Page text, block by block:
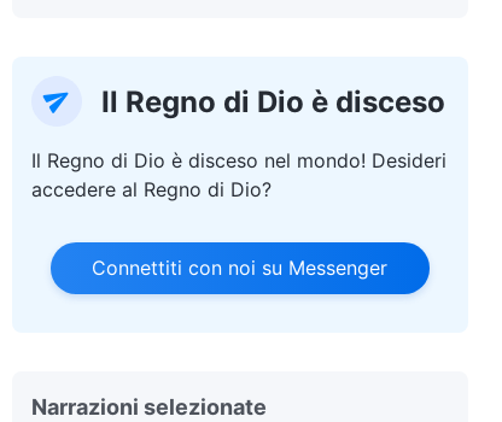
Il Regno di Dio è disceso
Il Regno di Dio è disceso nel mondo! Desideri
accedere al Regno di Dio?
Connettiti con noi su Messenger
Narrazioni selezionate